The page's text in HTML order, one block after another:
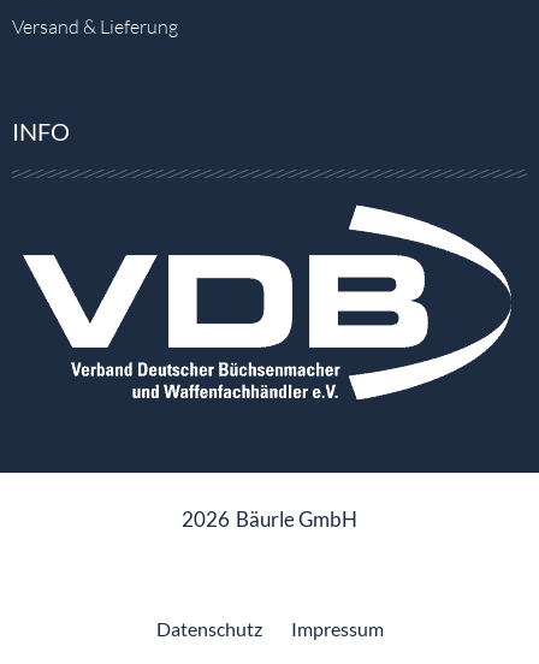
Versand & Lieferung
INFO
2026 Bäurle GmbH
Datenschutz Impressum